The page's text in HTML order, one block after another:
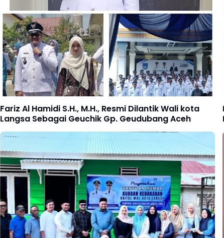
Fariz Al Hamidi S.H., M.H., Resmi Dilantik Wali kota
Langsa Sebagai Geuchik Gp. Geudubang Aceh